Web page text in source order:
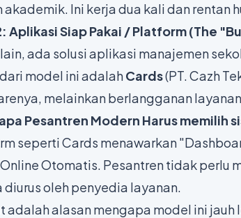
akademik. Ini kerja dua kali dan rentan
Aplikasi Siap Pakai / Platform (The
ada solusi aplikasi manajemen
model ini adalahCards(PT. Cazh
melainkan berlangganan
Pesantren Modern Harus memilih
seperti Cards menawarkan
Otomatis. Pesantren tidak perlu
diurus oleh penyedia layanan.
adalah alasan mengapa model ini